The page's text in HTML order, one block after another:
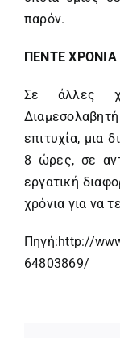
παρόν.
ΠΕΝΤΕ
Σε άλλες
επιτυχία, μια
8 ώρες, σε
εργατική
χρόνια για να
Πηγή:http://
64803869/